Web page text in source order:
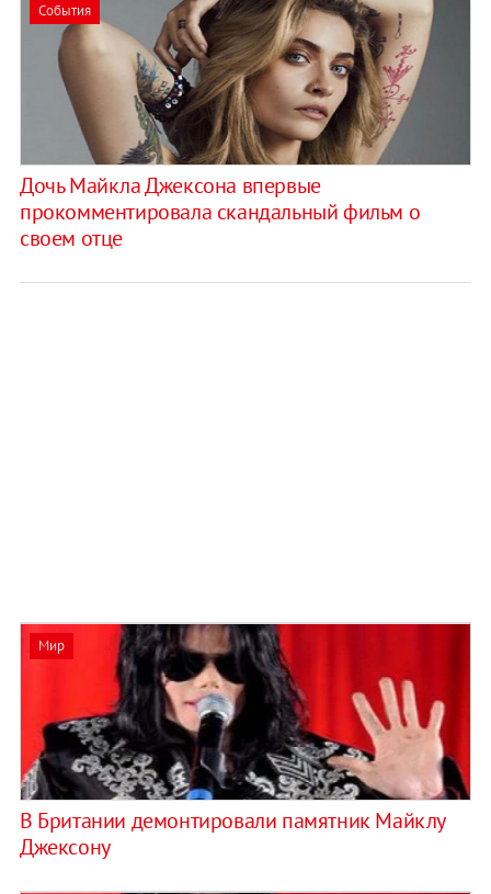
События
Дочь Майкла Джексона впервые
прокомментировала скандальный фильм о
своем отце
Мир
В Британии демонтировали памятник Майклу
Джексону